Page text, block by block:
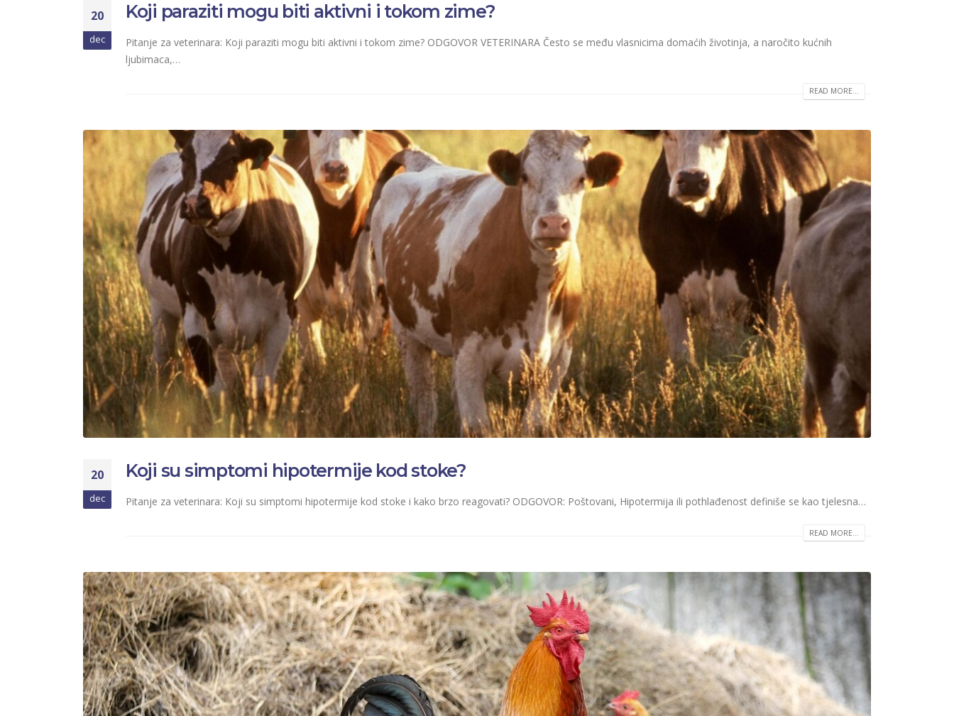
20
dec
Koji paraziti mogu biti aktivni i tokom zime?
Pitanje za veterinara: Koji paraziti mogu biti aktivni i tokom zime? ODGOVOR VETERINARA Često se među vlasnicima domaćih životinja, a naročito kućnih
ljubimaca,…
READ MORE...
20
dec
Koji su simptomi hipotermije kod stoke?
Pitanje za veterinara: Koji su simptomi hipotermije kod stoke i kako brzo reagovati? ODGOVOR: Poštovani, Hipotermija ili pothlađenost definiše se kao tjelesna…
READ MORE...